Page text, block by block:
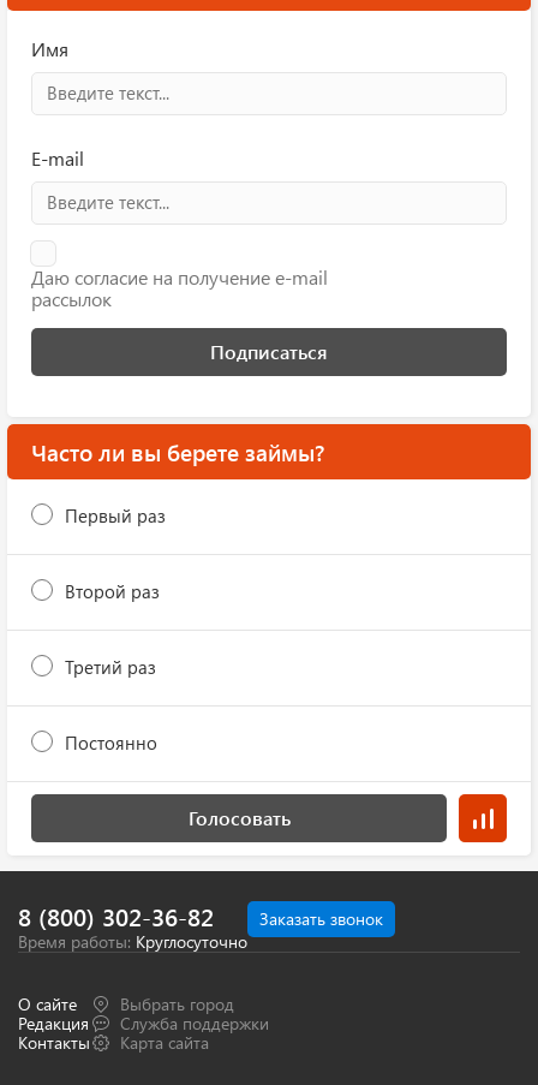
Имя
E-mail
Даю согласие на получение e-mail
рассылок
Подписаться
Часто ли вы берете займы?
Первый раз
Второй раз
Третий раз
Постоянно
Голосовать
О сайте
Редакция
Контакты
Выбрать город
Служба поддержки
Карта сайта
Заказать звонок
8 (800) 302-36-82
Время работы: Круглосуточно